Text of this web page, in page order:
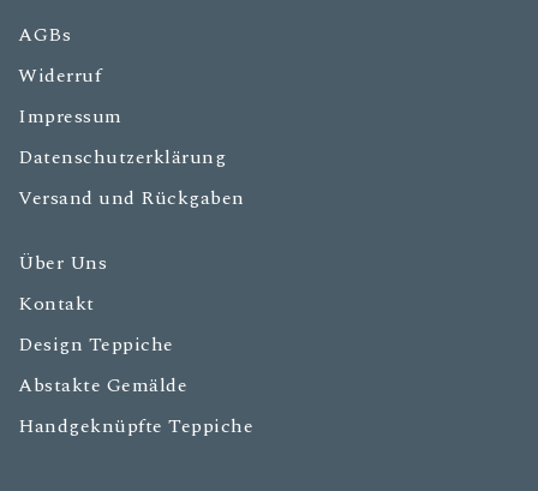
AGBs
Widerruf
Impressum
Datenschutzerklärung
Versand und Rückgaben
Über Uns
Kontakt
Design Teppiche
Abstakte Gemälde
Handgeknüpfte Teppiche